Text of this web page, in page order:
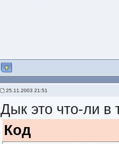
25.11.2003 21:51
Дык это что-ли в
Код